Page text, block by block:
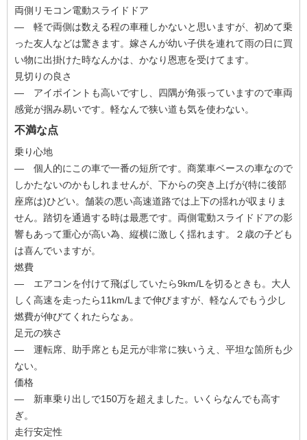
両側リモコン電動スライドドア
― 軽で両側は数える程の車種しかないと思いますが、初めて乗
った友人などは驚きます。嫁さんが幼い子供を連れて雨の日に買
い物に出掛けた時なんかは、かなり恩恵を受けてます。
見切りの良さ
― アイポイントも高いですし、四隅が角張っていますので車両
感覚が掴み易いです。軽なんで狭い道も気を使わない。
不満な点
乗り心地
― 個人的にこの車で一番の短所です。商業車ベースの車なので
しかたないのかもしれませんが、下からの突き上げが(特に後部
座席は)ひどい。舗装の悪い高速道路では上下の揺れが収まりま
せん。踏切を通過する時は最悪です。両側電動スライドドアの影
響もあって重心が高い為、縦横に激しく揺れます。２歳の子ども
は喜んでいますが。
燃費
― エアコンを付けて飛ばしていたら9km/Lを切るときも。大人
しく高速を走ったら11km/Lまで伸びますが、軽なんでもう少し
燃費が伸びてくれたらなぁ。
足元の狭さ
― 運転席、助手席とも足元が非常に狭いうえ、平坦な箇所も少
ない。
価格
― 新車乗り出しで150万を超えました。いくらなんでも高す
ぎ。
走行安定性